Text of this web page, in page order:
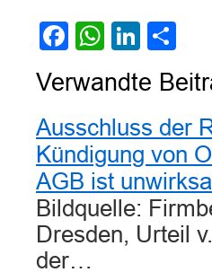
Facebook
Verwandte
Ausschluss der
Kündigung von
AGB ist
Bildquelle:
Dresden, Urteil
der…